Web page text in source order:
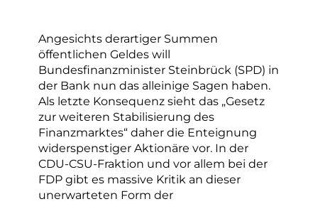
Angesichts derartiger Summen
öffentlichen Geldes will
Bundesfinanzminister Steinbrück (SPD) in
der Bank nun das alleinige Sagen haben.
Als letzte Konsequenz sieht das „Gesetz
zur weiteren Stabilisierung des
Finanzmarktes“ daher die Enteignung
widerspenstiger Aktionäre vor. In der
CDU-CSU-Fraktion und vor allem bei der
FDP gibt es massive Kritik an dieser
unerwarteten Form der